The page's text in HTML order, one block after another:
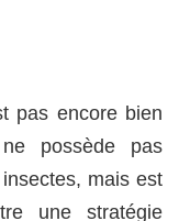
pas encore bien
possède pas
mais est
une stratégie